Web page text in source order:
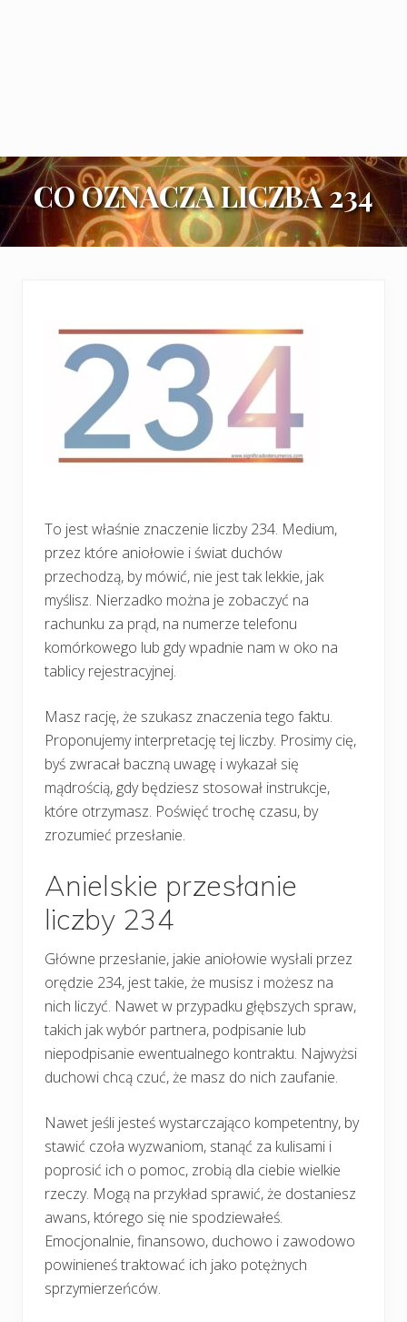
CO OZNACZA LICZBA 234
To jest właśnie znaczenie liczby 234. Medium,
przez które aniołowie i świat duchów
przechodzą, by mówić, nie jest tak lekkie, jak
myślisz. Nierzadko można je zobaczyć na
rachunku za prąd, na numerze telefonu
komórkowego lub gdy wpadnie nam w oko na
tablicy rejestracyjnej.
Masz rację, że szukasz znaczenia tego faktu.
Proponujemy interpretację tej liczby. Prosimy cię,
byś zwracał baczną uwagę i wykazał się
mądrością, gdy będziesz stosował instrukcje,
które otrzymasz. Poświęć trochę czasu, by
zrozumieć przesłanie.
Anielskie przesłanie
liczby 234
Główne przesłanie, jakie aniołowie wysłali przez
orędzie 234, jest takie, że musisz i możesz na
nich liczyć. Nawet w przypadku głębszych spraw,
takich jak wybór partnera, podpisanie lub
niepodpisanie ewentualnego kontraktu. Najwyżsi
duchowi chcą czuć, że masz do nich zaufanie.
Nawet jeśli jesteś wystarczająco kompetentny, by
stawić czoła wyzwaniom, stanąć za kulisami i
poprosić ich o pomoc, zrobią dla ciebie wielkie
rzeczy. Mogą na przykład sprawić, że dostaniesz
awans, którego się nie spodziewałeś.
Emocjonalnie, finansowo, duchowo i zawodowo
powinieneś traktować ich jako potężnych
sprzymierzeńców.